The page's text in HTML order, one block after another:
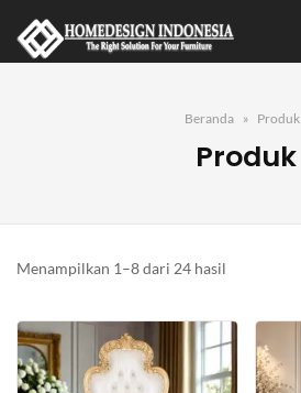
Beranda Produk
Produk
Menampilkan 1–8 dari 24 hasil
yang
terbaru